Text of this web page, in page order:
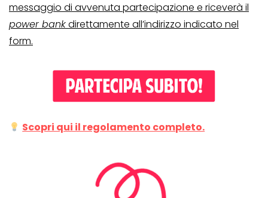
messaggio di avvenuta partecipazione e riceverà il
power bankdirettamente all’indirizzo indicato nel
form.
Scopri qui il regolamento completo.